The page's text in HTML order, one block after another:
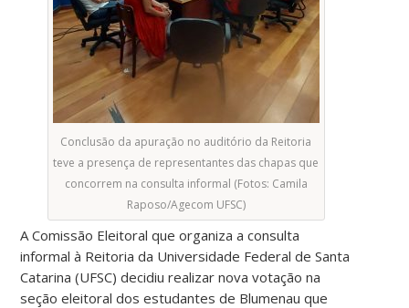
Conclusão da apuração no auditório da Reitoria
teve a presença de representantes das chapas que
concorrem na consulta informal (Fotos: Camila
Raposo/Agecom UFSC)
A Comissão Eleitoral que organiza a consulta
informal à Reitoria da Universidade Federal de Santa
Catarina (UFSC) decidiu realizar nova votação na
seção eleitoral dos estudantes de Blumenau que